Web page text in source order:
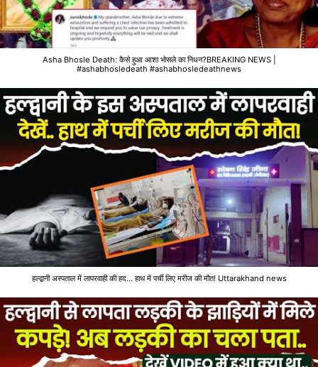
Asha Bhosle Death: कैसे हुआ आशा भोसले का निधन?BREAKING NEWS |
#ashabhosledeath #ashabhosledeathnews
हल्द्वानी अस्पताल में लापरवाही की हद... हाथ में पर्ची लिए मरीज की मौत! Uttarakhand news